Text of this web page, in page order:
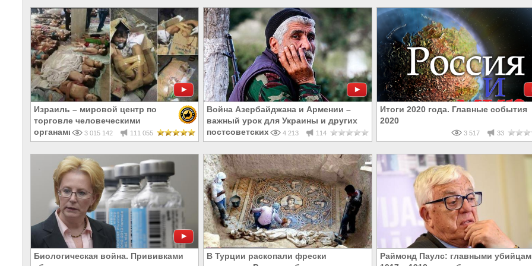
Израиль – мировой центр по
торговле человеческими
органами
3 015 142 111 055
Война Азербайджана и Армении –
важный урок для Украины и других
постсоветских республик
4 213 114
Итоги 2020 года. Главные события
2020
3 517 33
Биологическая война. Прививками
В Турции раскопали фрески
Раймонд Паулс: главными